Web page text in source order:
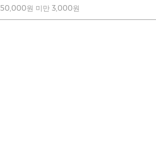
50,000원 미만 3,000원